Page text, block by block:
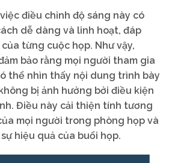
điều chỉnh độ sáng này có
dễ dàng và linh hoạt, đáp
từng cuộc họp. Như vậy,
bảo rằng mọi người tham gia
thể nhìn thấy nội dung trình bày
bị ảnh hưởng bởi điều kiện
Điều này cải thiện tính tương
mọi người trong phòng họp và
hiệu quả của buổi họp.